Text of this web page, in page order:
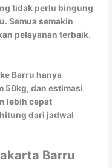
tidak perlu bingung
Semua semakin
pelayanan terbaik.
Barru hanya
50kg, dan estimasi
lebih cepat
dari jadwal
Barru